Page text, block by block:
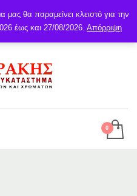
θα παραμείνει κλειστό για την
έως και 27/08/2026. Απόρριψη